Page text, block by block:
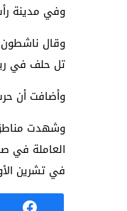
وفي مدينة
وقال ناشطون
تل حلف في
وأضافت أن
وشهدت مناطق
العاملة في
في تشرين